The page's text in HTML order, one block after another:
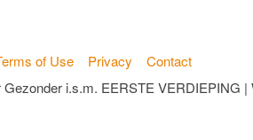
of Use Privacy
Contact
i.s.m. EERSTE VERDIEPING |